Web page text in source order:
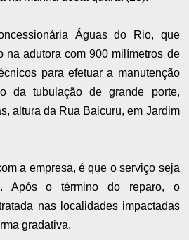
Águas do Rio, que
na adutora com 900 milímetros de
para efetuar a manutenção
da tubulação de grande porte,
altura da Rua Baicuru, em Jardim
a empresa, é que o serviço seja
Após o término do reparo, o
nas localidades impactadas
gradativa.